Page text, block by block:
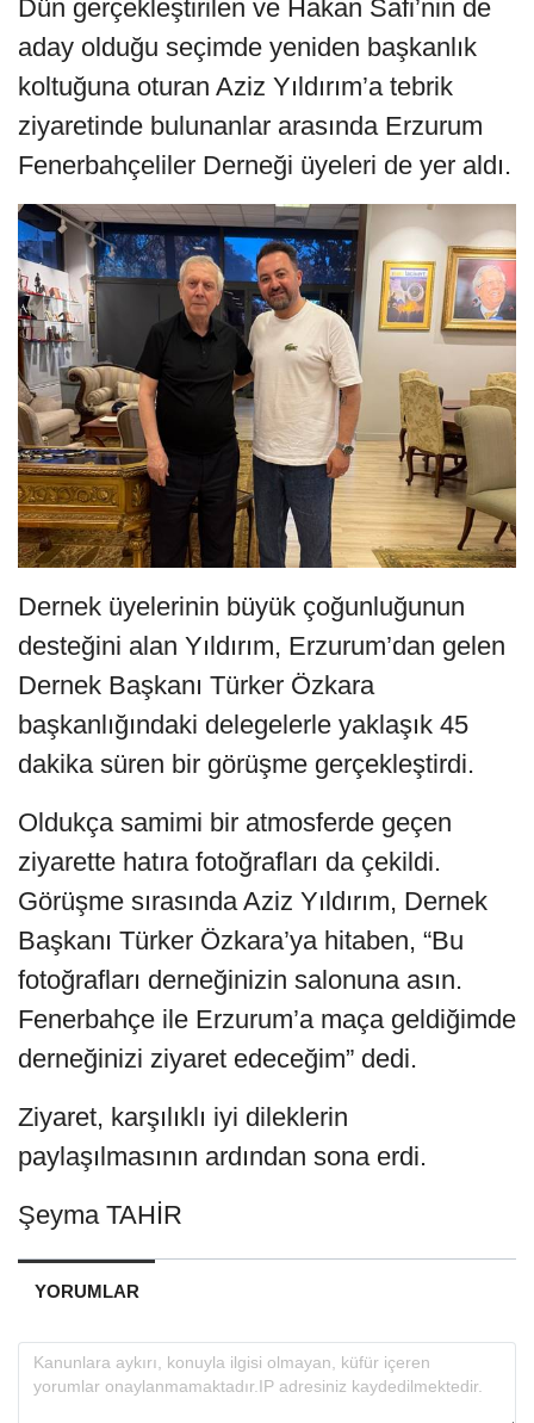
Dün gerçekleştirilen ve Hakan Safi’nin de
aday olduğu seçimde yeniden başkanlık
koltuğuna oturan Aziz Yıldırım’a tebrik
ziyaretinde bulunanlar arasında Erzurum
Fenerbahçeliler Derneği üyeleri de yer aldı.
Dernek üyelerinin büyük çoğunluğunun
desteğini alan Yıldırım, Erzurum’dan gelen
Dernek Başkanı Türker Özkara
başkanlığındaki delegelerle yaklaşık 45
dakika süren bir görüşme gerçekleştirdi.
Oldukça samimi bir atmosferde geçen
ziyarette hatıra fotoğrafları da çekildi.
Görüşme sırasında Aziz Yıldırım, Dernek
Başkanı Türker Özkara’ya hitaben, “Bu
fotoğrafları derneğinizin salonuna asın.
Fenerbahçe ile Erzurum’a maça geldiğimde
derneğinizi ziyaret edeceğim” dedi.
Ziyaret, karşılıklı iyi dileklerin
paylaşılmasının ardından sona erdi.
Şeyma TAHİR
YORUMLAR